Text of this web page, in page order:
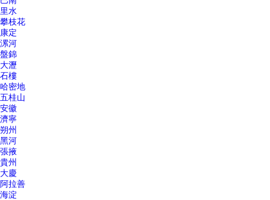
里水
攀枝花
康定
漯河
盤錦
大瀝
石樓
哈密地
五桂山
安徽
濟寧
朔州
黑河
張掖
貴州
大慶
阿拉善
海淀